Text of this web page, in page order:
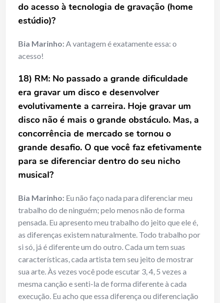
do acesso à tecnologia de gravação (home
estúdio)?
Bia Marinho:A vantagem é exatamente essa: o
acesso!
18) RM: No passado a grande dificuldade
era gravar um disco e desenvolver
evolutivamente a carreira. Hoje gravar um
disco não é mais o grande obstáculo. Mas, a
concorrência de mercado se tornou o
grande desafio. O que você faz efetivamente
para se diferenciar dentro do seu nicho
musical?
Bia Marinho: Eu não faço nada para diferenciar meu
trabalho do de ninguém; pelo menos não de forma
pensada. Eu apresento meu trabalho do jeito que ele é,
as diferenças existem naturalmente. Todo trabalho por
si só, já é diferente um do outro. Cada um tem suas
características, cada artista tem seu jeito de mostrar
sua arte. Às vezes você pode escutar 3, 4, 5 vezes a
mesma canção e senti-la de forma diferente à cada
execução. Eu acho que essa diferença ou diferenciação